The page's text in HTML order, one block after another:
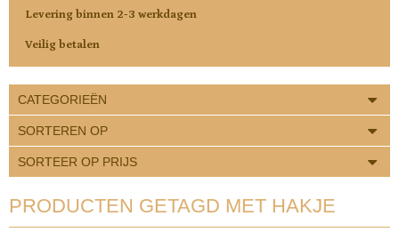
Levering binnen 2-3 werkdagen
Veilig betalen
CATEGORIEËN
SORTEREN OP
SORTEER OP PRIJS
PRODUCTEN GETAGD MET HAKJE